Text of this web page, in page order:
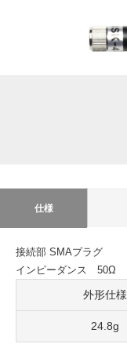
仕様
接続部 SMAプラグ
インピーダンス 50Ω
外形仕様
24.8g